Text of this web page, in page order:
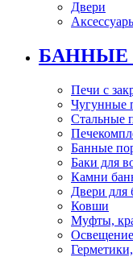
Двери
БАННЫЕ
Печи с
Чугунные
Стальные
Банные
Баки для
Камни
Двери для
Ковши
Муфты,